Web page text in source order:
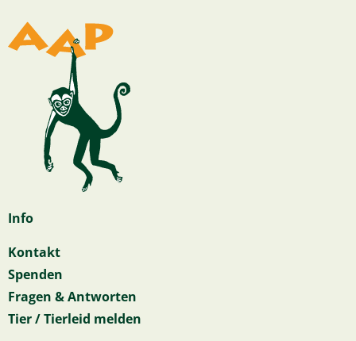
Info
Kontakt
Spenden
Fragen & Antworten
Tier / Tierleid melden